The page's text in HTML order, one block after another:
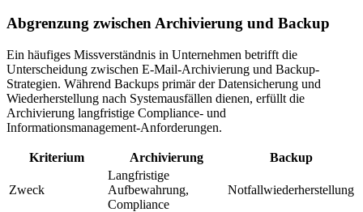
Abgrenzung zwischen Archivierung und Backup
Ein häufiges Missverständnis in Unternehmen betrifft die
Unterscheidung zwischen E-Mail-Archivierung und Backup-
Strategien. Während Backups primär der Datensicherung und
Wiederherstellung nach Systemausfällen dienen, erfüllt die
Archivierung langfristige Compliance- und
Informationsmanagement-Anforderungen.
Kriterium Archivierung Backup
Zweck
Langfristige
Aufbewahrung,
Compliance
Notfallwiederherstellung